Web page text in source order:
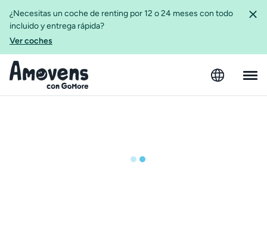
¿Necesitas un coche de renting por 12 o 24 meses con todo
incluido y entrega rápida?
Ver coches